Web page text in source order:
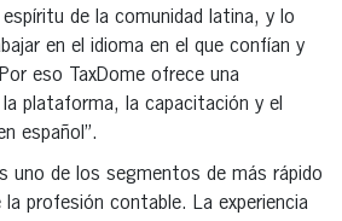
de la comunidad latina, y lo
en el idioma en el que confían y
eso TaxDome ofrece una
plataforma, la capacitación y el
español”.
uno de los segmentos de más rápido
profesión contable. La experiencia